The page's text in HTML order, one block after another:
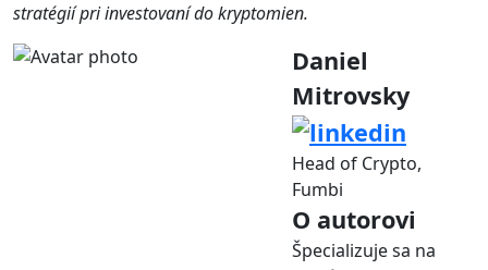
stratégií pri investovaní do kryptomien.
Daniel
Mitrovsky
Head of Crypto,
Fumbi
O autorovi
Špecializuje sa na